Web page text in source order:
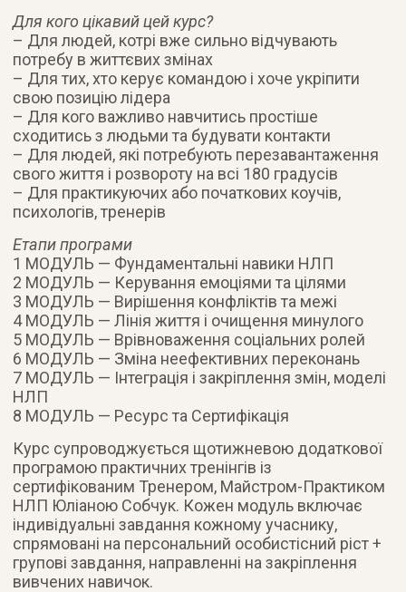
Для кого цікавий цей курс?
– Для людей, котрі вже сильно відчувають
потребу в життєвих змінах
– Для тих, хто керує командою і хоче укріпити
свою позицію лідера
– Для кого важливо навчитись простіше
сходитись з людьми та будувати контакти
– Для людей, які потребують перезавантаження
свого життя і розвороту на всі 180 градусів
– Для практикуючих або початкових коучів,
психологів, тренерів
Етапи програми
1 МОДУЛЬ — Фундаментальні навики НЛП
2 МОДУЛЬ — Керування емоціями та цілями
3 МОДУЛЬ — Вирішення конфліктів та межі
4 МОДУЛЬ — Лінія життя і очищення минулого
5 МОДУЛЬ — Врівноваження соціальних ролей
6 МОДУЛЬ — Зміна неефективних переконань
7 МОДУЛЬ — Інтеграція і закріплення змін, моделі
НЛП
8 МОДУЛЬ — Ресурс та Сертифікація
Курс супроводжується щотижневою додаткової
програмою практичних тренінгів із
сертифікованим Тренером, Майстром-Практиком
НЛП Юліаною Собчук. Кожен модуль включає
індивідуальні завдання кожному учаснику,
спрямовані на персональний особистісний ріст +
групові завдання, направленні на закріплення
вивчених навичок.